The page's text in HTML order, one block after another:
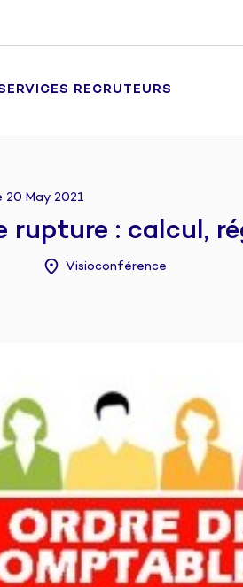
RECRUTEURS
20 May 2021
rupture : calcul,
Visioconférence